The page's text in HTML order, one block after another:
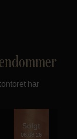
har
06.08.26